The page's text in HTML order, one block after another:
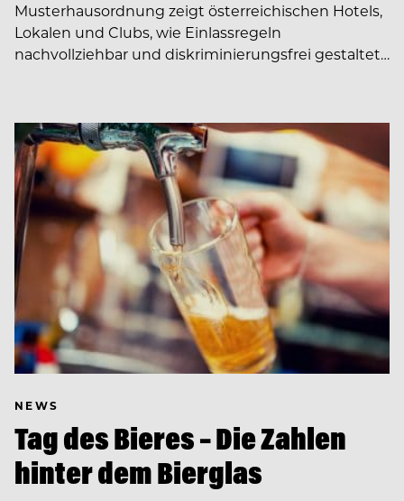
Musterhausordnung zeigt österreichischen Hotels,
Lokalen und Clubs, wie Einlassregeln
nachvollziehbar und diskriminierungsfrei gestaltet…
NEWS
Tag des Bieres – Die Zahlen
hinter dem Bierglas